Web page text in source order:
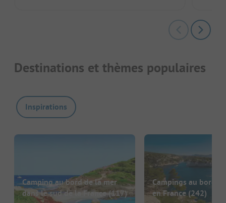
Destinations et thèmes populaires
Inspirations
Camping au bord de la mer
dans le sud de la France(117)
Campings au bord
en France (242)